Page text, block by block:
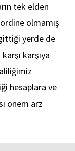
tek elden
olmamış
yerde de
karşıya
hesaplara ve
önem arz